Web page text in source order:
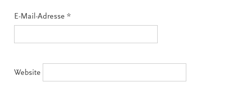
E-Mail-Adresse *
Website